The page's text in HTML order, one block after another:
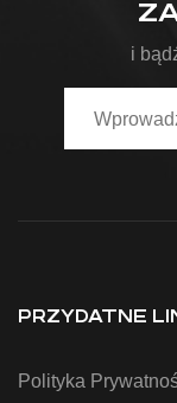
i
PRZYDATNE
Polityka